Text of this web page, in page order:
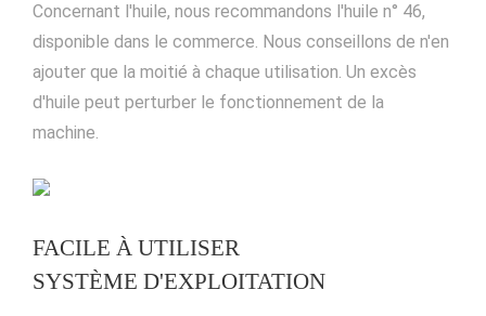
Concernant l'huile, nous recommandons l'huile n° 46,
disponible dans le commerce. Nous conseillons de n'en
ajouter que la moitié à chaque utilisation. Un excès
d'huile peut perturber le fonctionnement de la
machine.
FACILE À UTILISER
SYSTÈME D'EXPLOITATION